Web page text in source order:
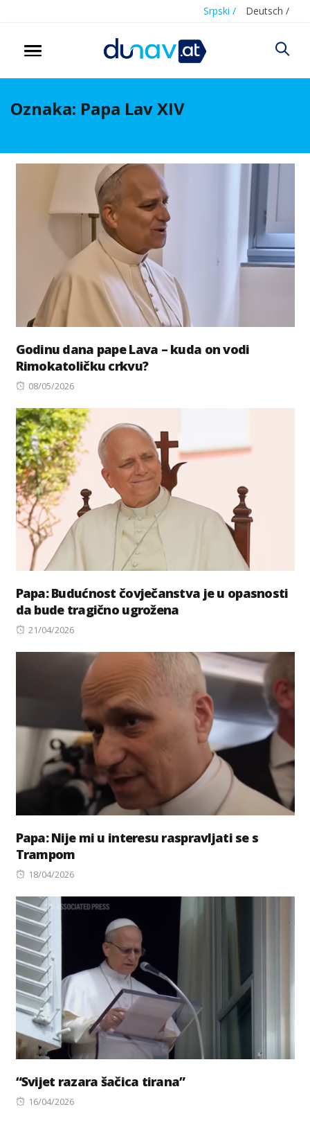
Srpski / Deutsch /
Oznaka: Papa Lav XIV
Godinu dana pape Lava – kuda on vodi
Rimokatoličku crkvu?
Posted
08/05/2026
Papa: Budućnost čovječanstva je u opasnosti
da bude tragično ugrožena
Posted
21/04/2026
Papa: Nije mi u interesu raspravljati se s
Trampom
Posted
18/04/2026
“Svijet razara šačica tirana”
Posted
16/04/2026